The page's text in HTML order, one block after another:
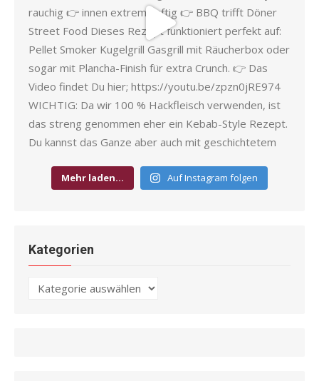
Mehr laden… Auf Instagram folgen
Kategorien
Kategorien